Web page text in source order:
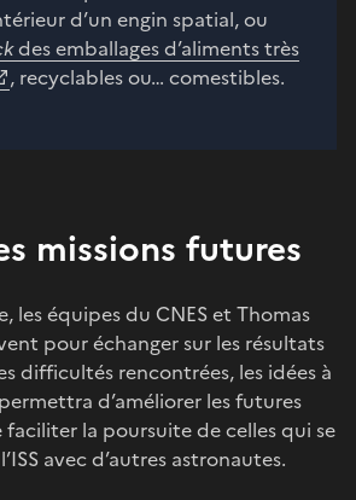
d’un engin spatial, ou
des emballages d’aliments très
, recyclables ou… comestibles.
missions futures
les équipes du CNES et Thomas
pour échanger sur les résultats
difficultés rencontrées, les idées à
d’améliorer les futures
faciliter la poursuite de celles qui se
avec d’autres astronautes.